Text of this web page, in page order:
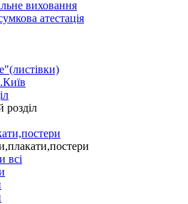
виховання
атестація
розділ
всі